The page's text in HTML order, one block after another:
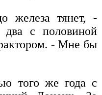
железа тянет, -
два с половиной
- Мне бы
того же года с